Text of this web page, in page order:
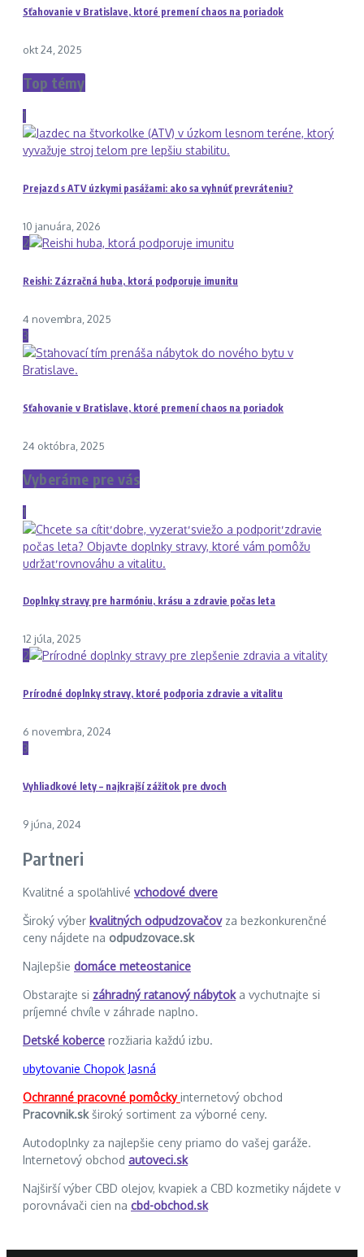
Sťahovanie v Bratislave, ktoré premení chaos na poriadok
okt 24, 2025
Top témy
1
Prejazd s ATV úzkymi pasážami: ako sa vyhnúť prevráteniu?
10 januára, 2026
2
Reishi: Zázračná huba, ktorá podporuje imunitu
4 novembra, 2025
3
Sťahovanie v Bratislave, ktoré premení chaos na poriadok
24 októbra, 2025
Vyberáme pre vás
1
Doplnky stravy pre harmóniu, krásu a zdravie počas leta
12 júla, 2025
2
Prírodné doplnky stravy, ktoré podporia zdravie a vitalitu
6 novembra, 2024
3
Vyhliadkové lety – najkrajší zážitok pre dvoch
9 júna, 2024
Partneri
Kvalitné a spoľahlivé vchodové dvere
Široký výber kvalitných odpudzovačovza bezkonkurenčné
ceny nájdete na odpudzovace.sk
Najlepšie domáce meteostanice
Obstarajte si záhradný ratanový nábytoka vychutnajte si
príjemné chvíle v záhrade naplno.
Detské koberce rozžiaria každú izbu.
ubytovanie Chopok Jasná
Ochranné pracovné pomôckyinternetový obchod
Pracovnik.skširoký sortiment za výborné ceny.
Autodoplnky za najlepšie ceny priamo do vašej garáže.
Internetový obchod autoveci.sk
Najširší výber CBD olejov, kvapiek a CBD kozmetiky nájdete v
porovnávači cien na cbd-obchod.sk